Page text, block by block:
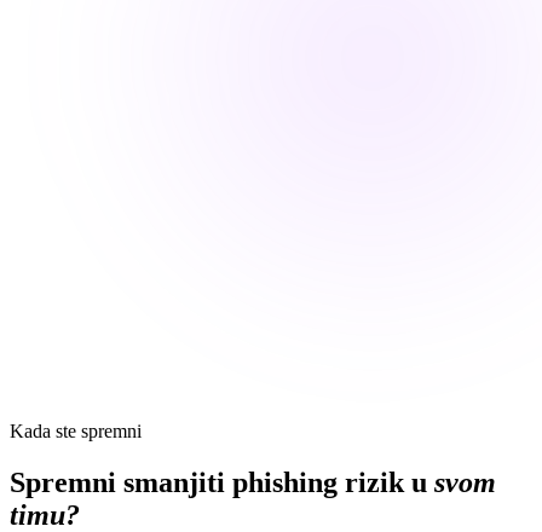
Kada ste spremni
Spremni smanjiti phishing rizik u svom
timu?